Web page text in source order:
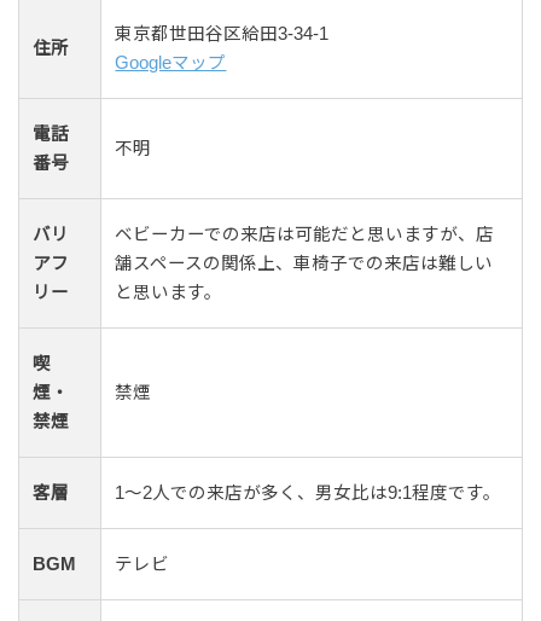
住所
東京都世田谷区給田3-34-1
Googleマップ
電話
番号
不明
バリ
アフ
リー
ベビーカーでの来店は可能だと思いますが、店
舗スペースの関係上、車椅子での来店は難しい
と思います。
喫
煙・
禁煙
禁煙
客層 1〜2人での来店が多く、男女比は9:1程度です。
BGM テレビ